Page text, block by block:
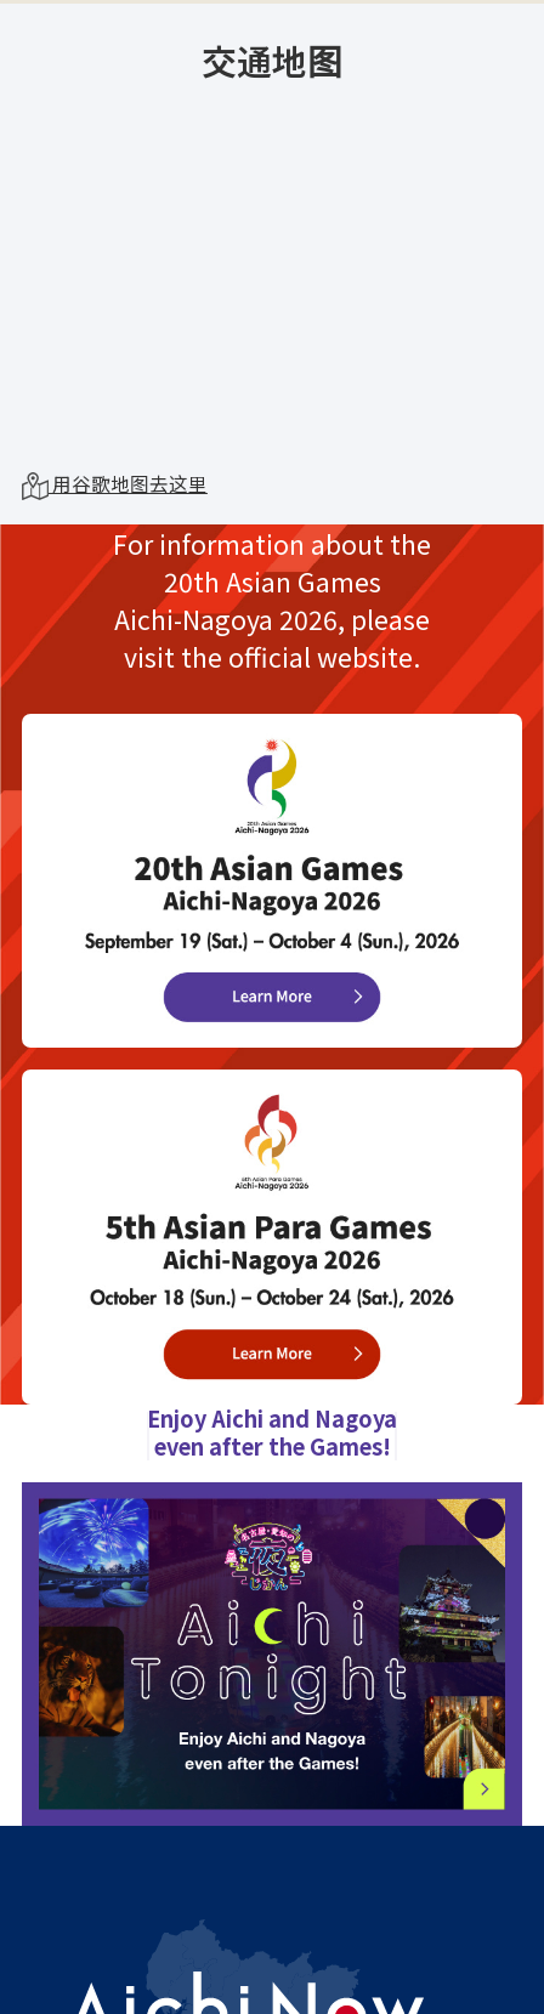
交通地图
用谷歌地图去这里
For information about the
20th Asian Games
Aichi-Nagoya 2026, please
visit the official website.
Enjoy Aichi and Nagoya
even after the Games!